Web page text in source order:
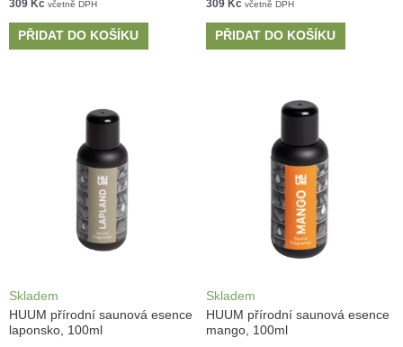
309 Kč včetně DPH
PŘIDAT DO KOŠÍKU
309 Kč včetně DPH
PŘIDAT DO KOŠÍKU
Skladem
HUUM přírodní saunová esence
laponsko, 100ml
Skladem
HUUM přírodní saunová esence
mango, 100ml